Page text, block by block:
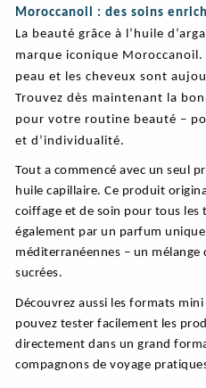
Moroccanoil : des soins
La beauté grâce à l’huile
marque iconique
peau et les cheveux sont
Trouvez dès maintenant la
pour votre routine beauté –
et d’individualité.
Tout a commencé avec un seul
huile capillaire. Ce produit
coiffage et de soin pour tous les
également par un parfum
méditerranéennes – un mélange
sucrées.
Découvrez aussi les formats
pouvez tester facilement les
directement dans un grand
compagnons de voyage